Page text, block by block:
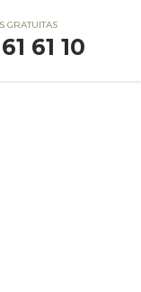
GRATUITAS
61 10